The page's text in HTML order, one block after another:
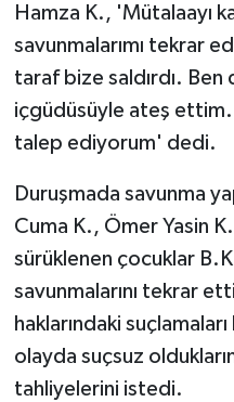
Hamza K., 'Mütalaayı
savunmalarımı tekrar
taraf bize saldırdı. Ben
içgüdüsüyle ateş
talep ediyorum' dedi.
Duruşmada savunma
Cuma K., Ömer Yasin
sürüklenen çocuklar
savunmalarını tekrar
haklarındaki
olayda suçsuz
tahliyelerini istedi.